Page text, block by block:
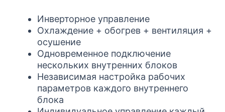
Инверторное управление
Охлаждение + обогрев + вентиляция +
осушение
Одновременное подключение
нескольких внутренних блоков
Независимая настройка рабочих
параметров каждого внутреннего
блока